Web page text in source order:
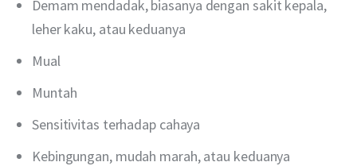
Demam mendadak, biasanya dengan sakit kepala,
leher kaku, atau keduanya
Mual
Muntah
Sensitivitas terhadap cahaya
Kebingungan, mudah marah, atau keduanya